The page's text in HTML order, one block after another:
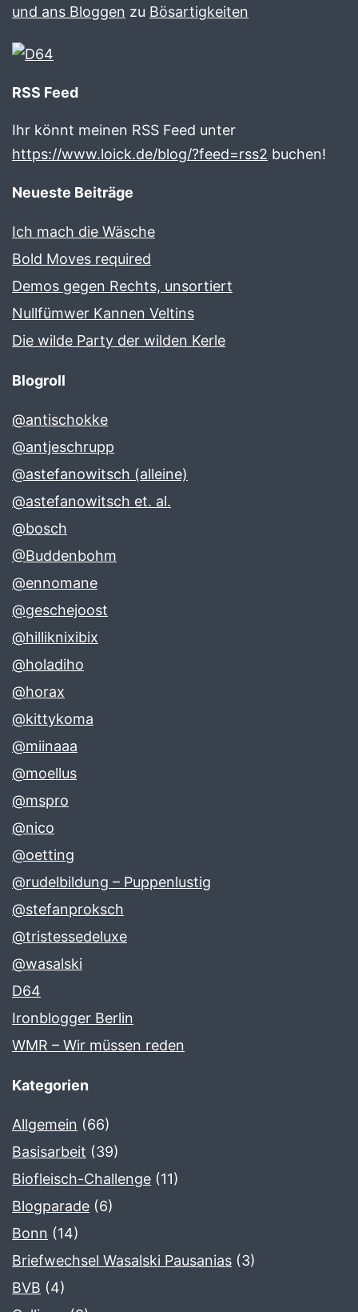
und ans Bloggen zu Bösartigkeiten
RSS Feed
Ihr könnt meinen RSS Feed unter
https://www.loick.de/blog/?feed=rss2 buchen!
Neueste Beiträge
Ich mach die Wäsche
Bold Moves required
Demos gegen Rechts, unsortiert
Nullfümwer Kannen Veltins
Die wilde Party der wilden Kerle
Blogroll
@antischokke
@antjeschrupp
@astefanowitsch (alleine)
@astefanowitsch et. al.
@bosch
@Buddenbohm
@ennomane
@geschejoost
@hilliknixibix
@holadiho
@horax
@kittykoma
@miinaaa
@moellus
@mspro
@nico
@oetting
@rudelbildung – Puppenlustig
@stefanproksch
@tristessedeluxe
@wasalski
D64
Ironblogger Berlin
WMR – Wir müssen reden
Kategorien
Allgemein (66)
Basisarbeit (39)
Biofleisch-Challenge (11)
Blogparade (6)
Bonn (14)
Briefwechsel Wasalski Pausanias (3)
BVB (4)